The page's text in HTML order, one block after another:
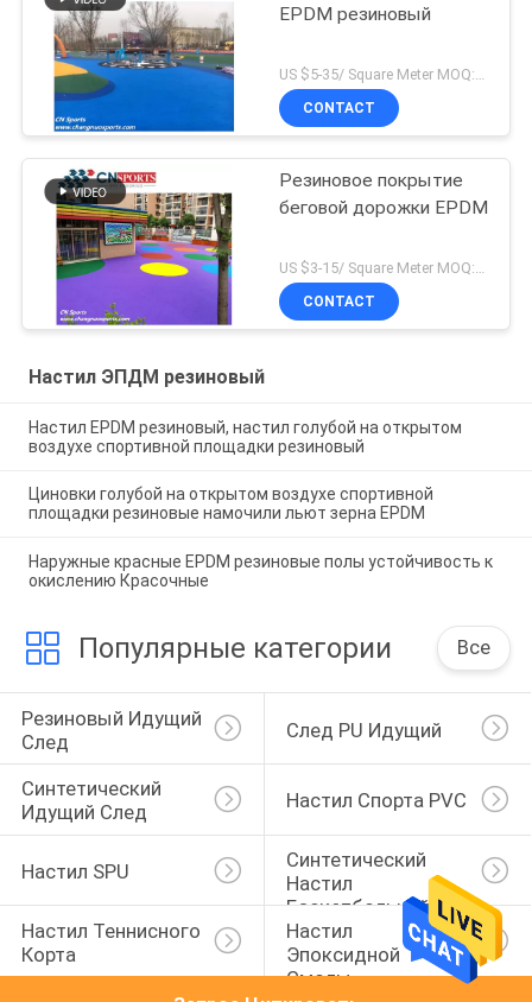
EPDM резиновый
US $5-35/ Square Meter MOQ:500 кв.м.
CONTACT
Резиновое покрытие
беговой дорожки EPDM
CONTACT
Настил ЭПДМ резиновый
Настил EPDM резиновый, настил голубой на открытом
воздухе спортивной площадки резиновый
Циновки голубой на открытом воздухе спортивной
площадки резиновые намочили льют зерна EPDM
Наружные красные EPDM резиновые полы устойчивость к
окислению Красочные
Популярные категории Все
Резиновый Идущий
След
След PU Идущий
Синтетический
Идущий След
Настил Спорта PVC
Настил SPU
Синтетический
Настил
Баскетбольной
Площадки
Настил Теннисного
Корта
Настил
Эпоксидной
Смолы